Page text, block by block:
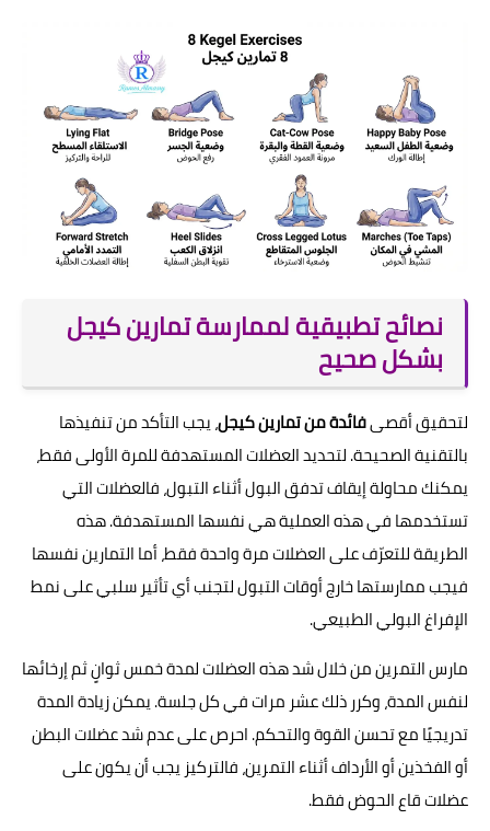
نصائح تطبيقية لممارسة تمارين كيجل
بشكل صحيح
لتحقيق أقصىفائدة من تمارين كيجل، يجب التأكد من تنفيذها
بالتقنية الصحيحة. لتحديد العضلات المستهدفة للمرة الأولى فقط،
يمكنك محاولة إيقاف تدفق البول أثناء التبول، فالعضلات التي
تستخدمها في هذه العملية هي نفسها المستهدفة. هذه
الطريقة للتعرّف على العضلات مرة واحدة فقط، أما التمارين نفسها
فيجب ممارستها خارج أوقات التبول لتجنب أي تأثير سلبي على نمط
الإفراغ البولي الطبيعي.
مارس التمرين من خلال شد هذه العضلات لمدة خمس ثوانٍ ثم إرخائها
لنفس المدة، وكرر ذلك عشر مرات في كل جلسة. يمكن زيادة المدة
تدريجيًا مع تحسن القوة والتحكم. احرص على عدم شد عضلات البطن
أو الفخذين أو الأرداف أثناء التمرين، فالتركيز يجب أن يكون على
عضلات قاع الحوض فقط.